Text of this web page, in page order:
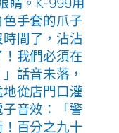
手套的爪子
間了，沾沾
我們必須在
話音未落，
從店門口灌
音效：「警
百分之九十